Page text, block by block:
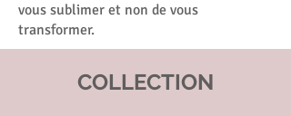
vous sublimer et non de vous
transformer.
COLLECTION